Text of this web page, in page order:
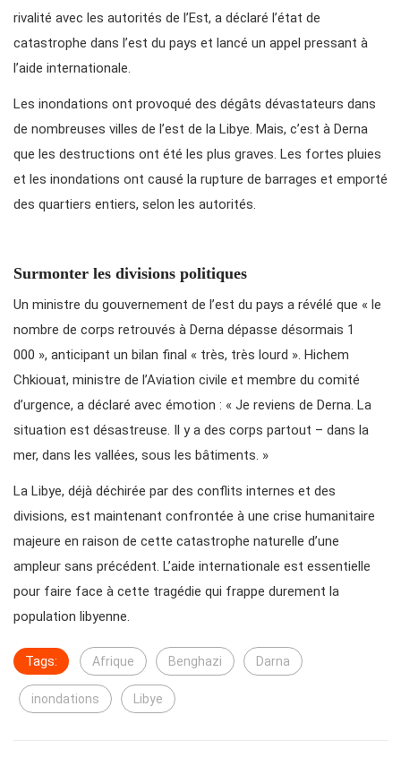
rivalité avec les autorités de l’Est, a déclaré l’état de
catastrophe dans l’est du pays et lancé un appel pressant à
l’aide internationale.
Les inondations ont provoqué des dégâts dévastateurs dans
de nombreuses villes de l’est de la Libye. Mais, c’est à Derna
que les destructions ont été les plus graves. Les fortes pluies
et les inondations ont causé la rupture de barrages et emporté
des quartiers entiers, selon les autorités.
Surmonter les divisions politiques
Un ministre du gouvernement de l’est du pays a révélé que « le
nombre de corps retrouvés à Derna dépasse désormais 1
000 », anticipant un bilan final « très, très lourd ». Hichem
Chkiouat, ministre de l’Aviation civile et membre du comité
d’urgence, a déclaré avec émotion : « Je reviens de Derna. La
situation est désastreuse. Il y a des corps partout – dans la
mer, dans les vallées, sous les bâtiments. »
La Libye, déjà déchirée par des conflits internes et des
divisions, est maintenant confrontée à une crise humanitaire
majeure en raison de cette catastrophe naturelle d’une
ampleur sans précédent. L’aide internationale est essentielle
pour faire face à cette tragédie qui frappe durement la
population libyenne.
Tags: Afrique Benghazi Darna
inondations Libye